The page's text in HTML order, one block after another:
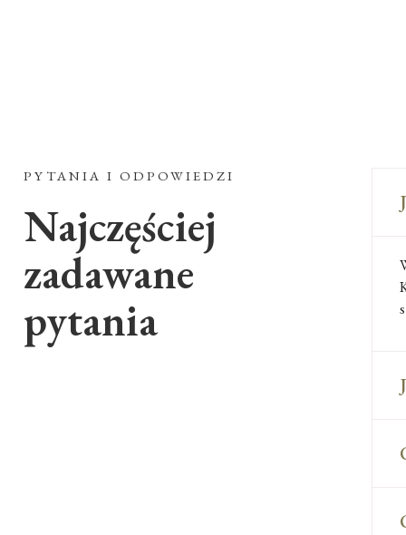
PYTANIA I ODPOWIEDZI
Najczęściej
zadawane
pytania